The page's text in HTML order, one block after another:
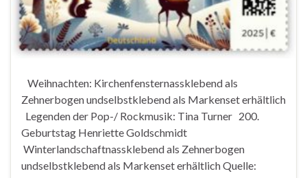
Weihnachten: Kirchenfensternassklebend als
Zehnerbogen undselbstklebend als Markenset erhältlich
Legenden der Pop-/ Rockmusik: Tina Turner 200.
Geburtstag Henriette Goldschmidt
Winterlandschaftnassklebend als Zehnerbogen
undselbstklebend als Markenset erhältlich Quelle: